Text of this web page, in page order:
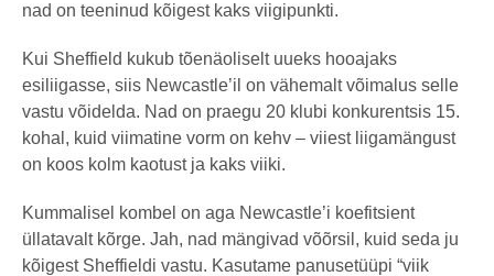
nad on teeninud kõigest kaks viigipunkti.
Kui Sheffield kukub tõenäoliselt uueks hooajaks
esiliigasse, siis Newcastle’il on vähemalt võimalus selle
vastu võidelda. Nad on praegu 20 klubi konkurentsis 15.
kohal, kuid viimatine vorm on kehv – viiest liigamängust
on koos kolm kaotust ja kaks viiki.
Kummalisel kombel on aga Newcastle’i koefitsient
üllatavalt kõrge. Jah, nad mängivad võõrsil, kuid seda ju
kõigest Sheffieldi vastu. Kasutame panusetüüpi “viik